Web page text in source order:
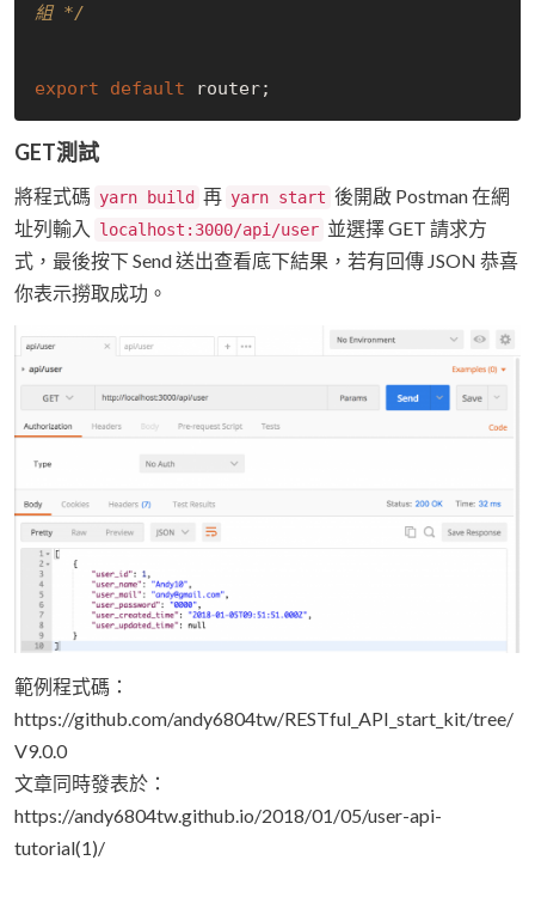
組 */
export default
GET測試
將程式碼 yarn build 再 yarn start 後開啟 Postman 在網
址列輸入
localhost:3000/api/user 並選擇 GET 請求方
式，最後按下 Send 送出查看底下結果，若有回傳 JSON 恭喜
你表示撈取成功。
範例程式碼：
https://github.com/andy6804tw/RESTful_API_start_kit/tree/
V9.0.0
文章同時發表於：
https://andy6804tw.github.io/2018/01/05/user-api-
tutorial(1)/